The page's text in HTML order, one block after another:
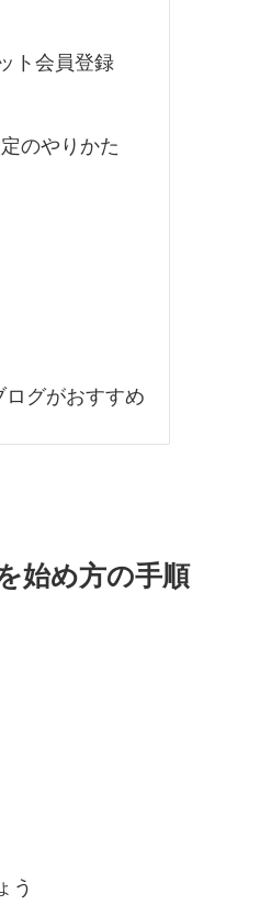
ト会員登録
のやりかた
グがおすすめ
始め方の手順
う